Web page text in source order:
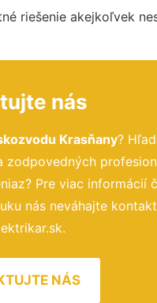
riešenie akejkoľvek
nás
Krasňany?
zodpovedných
Pre viac informácií
nás neváhajte
NÁS